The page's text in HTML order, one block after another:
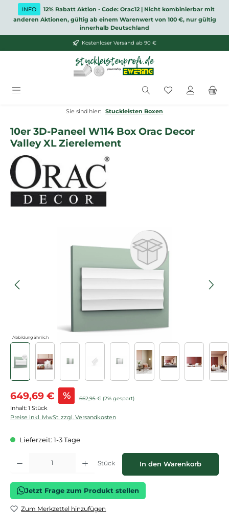
Zum Hauptinhalt springen
INFO
12% Rabatt Aktion - Code: Orac12 | Nicht kombinierbar mit
anderen Aktionen, gültig ab einem Warenwert von 100 €, nur gültig
innerhalb Deutschland
Kostenloser Versand ab 90 €
Du hast 0
Sie sind hier: Stuckleisten Boxen
10er 3D-Paneel W114 Box Orac Decor
Valley XL Zierelement
Abbildung ähnlich
Verkaufspreis:
649,69 € % Regulärer Preis:
662,95 € (2% gespart)
Inhalt: 1 Stück
Preise inkl. MwSt. zzgl. Versandkosten
Lieferzeit: 1-3 Tage
Produkt Anzahl: Gib den gewünschten Wert ein oder benutze die
Stück In den Warenkorb
Jetzt Frage zum Produkt stellen
Zum Merkzettel hinzufügen